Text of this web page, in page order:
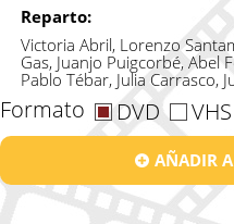
Reparto:
Victoria Abril, Lorenzo
Gas, Juanjo Puigcorbé, Abel
Pablo Tébar, Julia Carrasco,
Formato DVD VHS
AÑADIR